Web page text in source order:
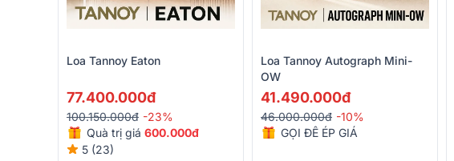
Loa Tannoy Eaton
77.400.000đ
100.150.000đ -23%
Quà trị giá 600.000đ
5 (23)
Loa Tannoy Autograph Mini-
OW
41.490.000đ
46.000.000đ -10%
GỌI ĐỂ ÉP GIÁ